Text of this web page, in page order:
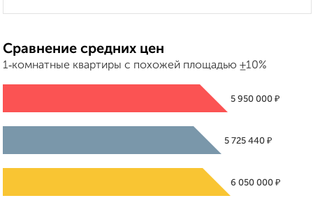
Сравнение средних цен
1‑комнатные квартиры с похожей площадью ±10%
5 950 000 ₽
5 725 440 ₽
6 050 000 ₽